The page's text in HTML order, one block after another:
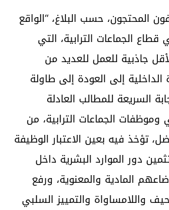
المحتجون، حسب البلاغ، “الواقع
الجماعات الترابية، التي
جاذبية للعمل للعديد من
الداخلية إلى العودة إلى طاولة
السريعة للمطالب العادلة
الجماعات الترابية، من
تؤخذ فيه بعين الاعتبار الوظيفة
دور الموارد البشرية داخل
المادية والمعنوية، ورفع
واللامساواة والتمييز السلبي